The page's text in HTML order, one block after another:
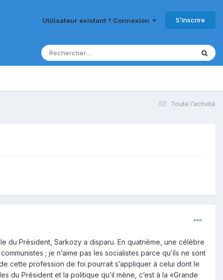
Utilisateur existant ? Connexion S’inscrire
Toute l’activité
Président, Sarkozy a disparu. En quatrième, une célèbre
; je n’aime pas les socialistes parce qu’ils ne sont
cette profession de foi pourrait s’appliquer à celui dont le
du Président et la politique qu’il mène, c’est à la «Grande